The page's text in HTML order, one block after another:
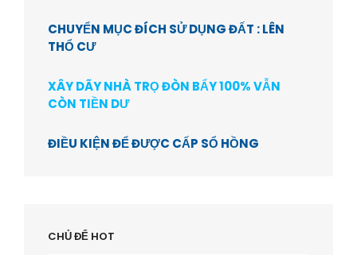
CHUYỂN MỤC ĐÍCH SỬ DỤNG ĐẤT : LÊN
THỔ CƯ
XÂY DÃY NHÀ TRỌ ĐÒN BẨY 100% VẪN
CÒN TIỀN DƯ
ĐIỀU KIỆN ĐỂ ĐƯỢC CẤP SỔ HỒNG
CHỦ ĐỂ HOT